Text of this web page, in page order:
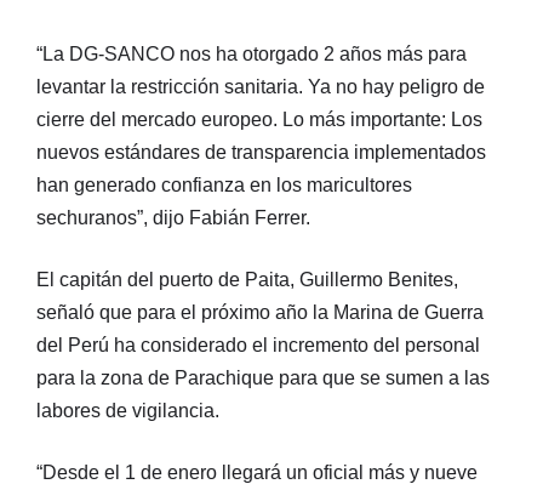
“La DG-SANCO nos ha otorgado 2 años más para
levantar la restricción sanitaria. Ya no hay peligro de
cierre del mercado europeo. Lo más importante: Los
nuevos estándares de transparencia implementados
han generado confianza en los maricultores
sechuranos”, dijo Fabián Ferrer.
El capitán del puerto de Paita, Guillermo Benites,
señaló que para el próximo año la Marina de Guerra
del Perú ha considerado el incremento del personal
para la zona de Parachique para que se sumen a las
labores de vigilancia.
“Desde el 1 de enero llegará un oficial más y nueve